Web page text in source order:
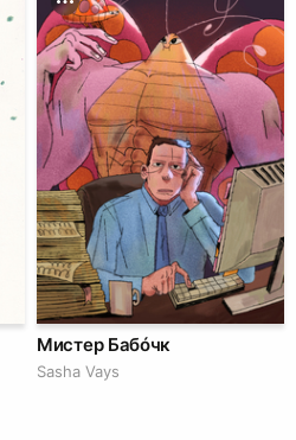
Мистер Бабóчк
Sasha Vays